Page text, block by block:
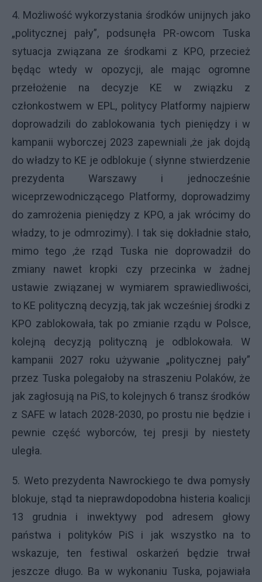
4. Możliwość wykorzystania środków unijnych jako
„politycznej pały”, podsunęła PR-owcom Tuska
sytuacja związana ze środkami z KPO, przecież
będąc wtedy w opozycji, ale mając ogromne
przełożenie na decyzje KE w związku z
członkostwem w EPL, politycy Platformy najpierw
doprowadzili do zablokowania tych pieniędzy i w
kampanii wyborczej 2023 zapewniali ,że jak dojdą
do władzy to KE je odblokuje ( słynne stwierdzenie
prezydenta Warszawy i jednocześnie
wiceprzewodniczącego Platformy, doprowadzimy
do zamrożenia pieniędzy z KPO, a jak wrócimy do
władzy, to je odmrozimy). I tak się dokładnie stało,
mimo tego ,że rząd Tuska nie doprowadził do
zmiany nawet kropki czy przecinka w żadnej
ustawie związanej w wymiarem sprawiedliwości,
to KE polityczną decyzją, tak jak wcześniej środki z
KPO zablokowała, tak po zmianie rządu w Polsce,
kolejną decyzją polityczną je odblokowała. W
kampanii 2027 roku używanie „politycznej pały”
przez Tuska polegałoby na straszeniu Polaków, że
jak zagłosują na PiS, to kolejnych 6 transz środków
z SAFE w latach 2028-2030, po prostu nie będzie i
pewnie część wyborców, tej presji by niestety
uległa.
5. Weto prezydenta Nawrockiego te dwa pomysły
blokuje, stąd ta nieprawdopodobna histeria koalicji
13 grudnia i inwektywy pod adresem głowy
państwa i polityków PiS i jak wszystko na to
wskazuje, ten festiwal oskarżeń będzie trwał
jeszcze długo. Ba w wykonaniu Tuska, pojawiała